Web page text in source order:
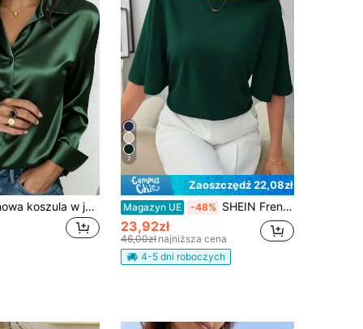
Damska satynowa koszula w jednolitym kolorze, z kołnierzem wywijanym i guzikami z przodu, elegancka koszula biznesowo-casual do pracy i na co dzień, odpowiednia na wiosnę, lato, jesień i zimę, na wszystkie pory roku
7
Zaoszczędź 22,08zł
Magazyn UE -48% SHEIN Frenchy Jednolity kolor Dzwon rękaw Koszulka
23,92zł
46,00zł najniższa cena
4-5 dni roboczych